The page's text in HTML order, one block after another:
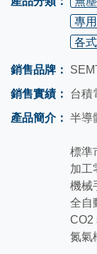
專
各
銷售品牌：
銷售實績：
台積
產品簡介： 半導
標準
加工
機械
全自
CO2
氮氣